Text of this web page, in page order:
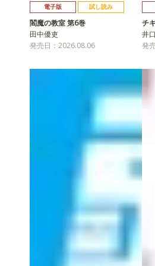
電子版 試し読み
閻魔の教室 第6巻
田中優吏
発売日：2026.08.06
チ
井
発